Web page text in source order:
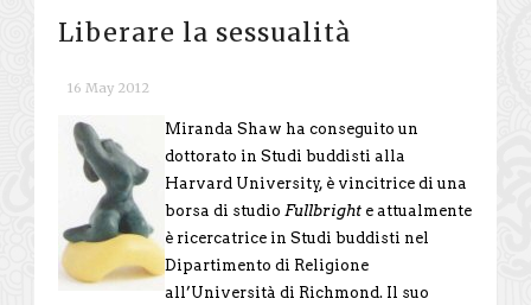
Liberare la sessualità
16 May 2012
Miranda Shaw ha conseguito un
dottorato in Studi buddisti alla
Harvard University, è vincitrice di una
borsa di studio Fullbright e attualmente
è ricercatrice in Studi buddisti nel
Dipartimento di Religione
all’Università di Richmond. Il suo